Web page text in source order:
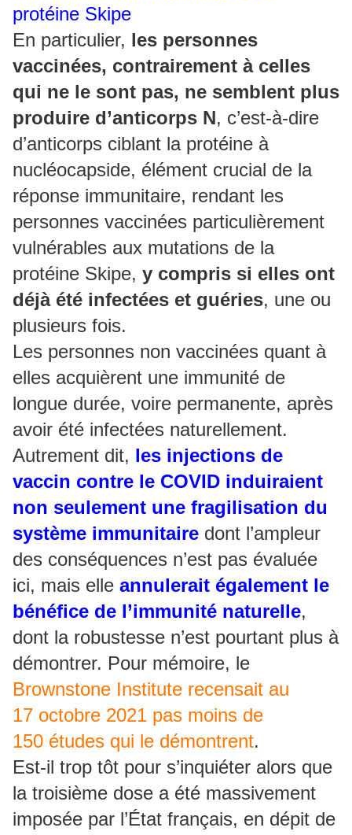
protéine Skipe
En particulier, les personnes
vaccinées, contrairement à celles
qui ne le sont pas, ne semblent plus
produire d’anticorps N, c’est-à-dire
d’anticorps ciblant la protéine à
nucléocapside, élément crucial de la
réponse immunitaire, rendant les
personnes vaccinées particulièrement
vulnérables aux mutations de la
protéine Skipe, y compris si elles ont
déjà été infectées et guéries, une ou
plusieurs fois.
Les personnes non vaccinées quant à
elles acquièrent une immunité de
longue durée, voire permanente, après
avoir été infectées naturellement.
Autrement dit, les injections de
vaccin contre le COVID induiraient
non seulement une fragilisation du
système immunitaire dont l’ampleur
des conséquences n’est pas évaluée
ici, mais elle annulerait également le
bénéfice de l’immunité naturelle,
dont la robustesse n’est pourtant plus à
démontrer. Pour mémoire, le
Brownstone Institute recensait au
17 octobre 2021 pas moins de
150 études qui le démontrent.
Est-il trop tôt pour s’inquiéter alors que
la troisième dose a été massivement
imposée par l’État français, en dépit de